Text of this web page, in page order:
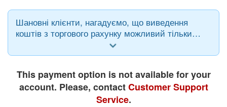
Шановні клієнти, нагадуємо, що виведення
коштів з торгового рахунку можливий тільки
при використанні тієї ж платіжної системи,
через яку відбувалося поповнення і в тій же
This payment option is not available for your
account. Please, contactCustomer Support
Service.